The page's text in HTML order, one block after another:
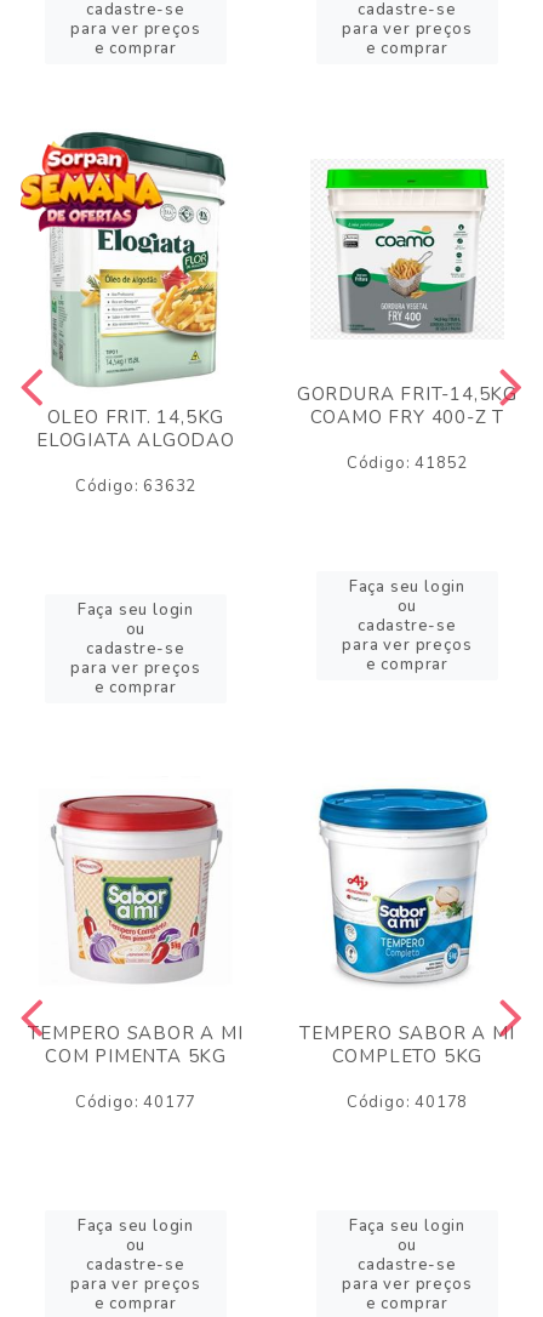
cadastre-se
para ver preços
e comprar
cadastre-se
para ver preços
e comprar
OLEO FRIT. 14,5KG
ELOGIATA ALGODAO
Código: 63632
Faça seu login
ou
cadastre-se
para ver preços
e comprar
GORDURA FRIT-14,5KG
COAMO FRY 400-Z T
Código: 41852
Faça seu login
ou
cadastre-se
para ver preços
e comprar
TEMPERO SABOR A MI
COM PIMENTA 5KG
Código: 40177
Faça seu login
ou
cadastre-se
para ver preços
e comprar
TEMPERO SABOR A MI
COMPLETO 5KG
Código: 40178
Faça seu login
ou
cadastre-se
para ver preços
e comprar